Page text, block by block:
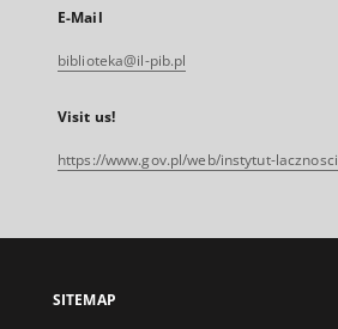
E-Mail
biblioteka@il-pib.pl
Visit us!
https://www.gov.pl/web/instytut-lacznosci
SITEMAP